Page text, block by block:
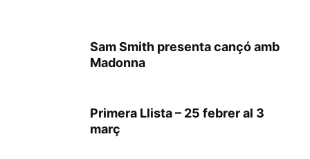
Sam Smith presenta cançó amb
Madonna
Primera Llista – 25 febrer al 3
març